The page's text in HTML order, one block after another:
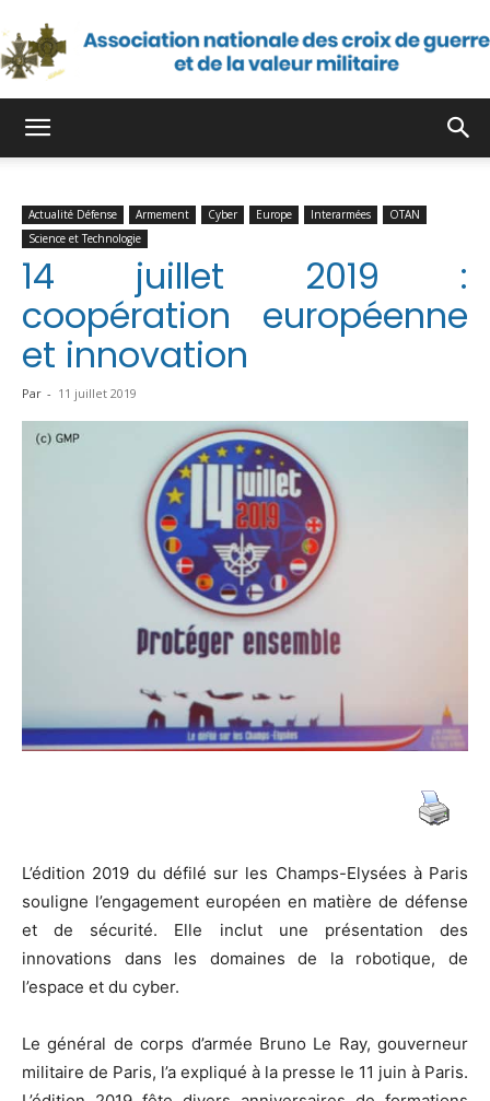
nationale
des
croix
de
guerre
et
la
Actualité Défense Armement Cyber Europe Interarmées
OTAN
Science et Technologie
14 juillet 2019 :
coopération européenne
et innovation
Par - 11 juillet 2019
L’édition 2019 du défilé sur les Champs-Elysées à Paris
souligne l’engagement européen en matière de défense
et de sécurité. Elle inclut une présentation des
innovations dans les domaines de la robotique, de
l’espace et du cyber.
Le général de corps d’armée Bruno Le Ray, gouverneur
militaire de Paris, l’a expliqué à la presse le 11 juin à Paris.